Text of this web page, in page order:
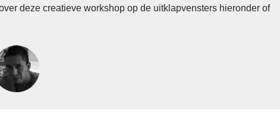
deze creatieve workshop op de uitklapvensters hieronder of